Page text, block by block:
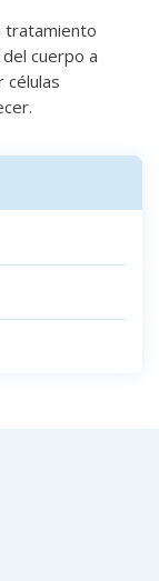
tratamiento
cuerpo a
células